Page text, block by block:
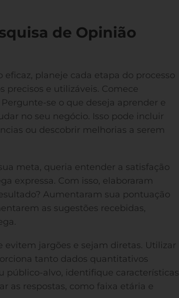
de Opinião
planeje cada etapa do processo
precisos e utilizáveis. Comece
se o que deseja aprender e
no seu negócio. Isso pode incluir
ou descobrir melhorias a serem
meta, queria entender a satisfação
expressa. Com isso, elaboraram
Aumentaram sua pontuação
as sugestões recebidas,
jargões e sejam diretas. Utilizar
tanto dados quantitativos
público-alvo, identifique características
as respostas, como faixa etária e